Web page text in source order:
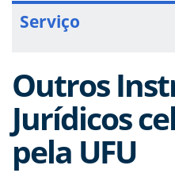
Serviço
Outros
Jurídicos
pela UFU